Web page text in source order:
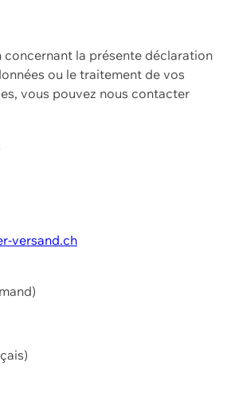
concernant la présente déclaration
ou le traitement de vos
vous pouvez nous contacter
versand.ch